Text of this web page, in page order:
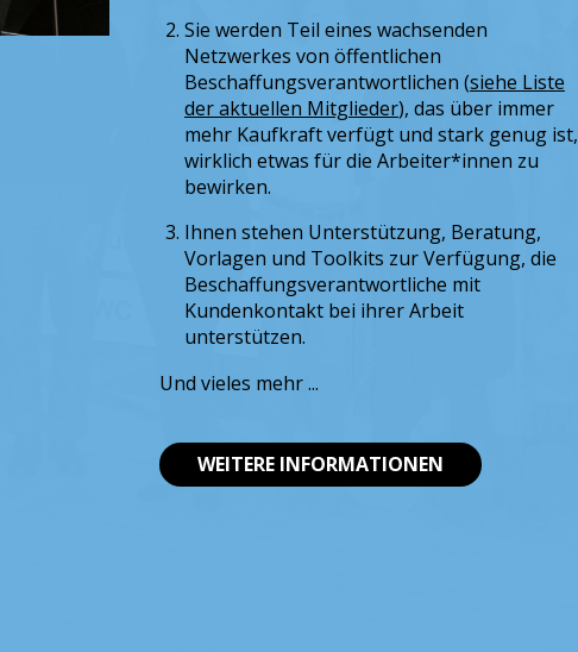
Sie werden Teil eines wachsenden
Netzwerkes von öffentlichen
Beschaffungsverantwortlichen (siehe Liste
der aktuellen Mitglieder), das über immer
mehr Kaufkraft verfügt und stark genug ist,
wirklich etwas für die Arbeiter*innen zu
bewirken.
Ihnen stehen Unterstützung, Beratung,
Vorlagen und Toolkits zur Verfügung, die
Beschaffungsverantwortliche mit
Kundenkontakt bei ihrer Arbeit
unterstützen.
Und vieles mehr ...
WEITERE INFORMATIONEN